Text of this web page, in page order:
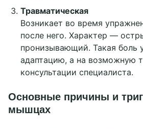
Травматическая
Возникает во время
после него. Характер —
пронизывающий. Такая боль
адаптацию, а на возможную
консультации специалиста.
Основные причины и
мышцах